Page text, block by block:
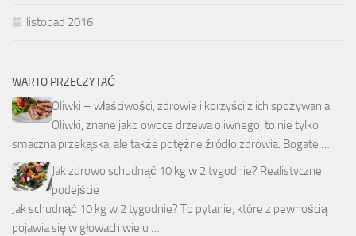
listopad 2016
WARTO PRZECZYTAĆ
Oliwki – właściwości, zdrowie i korzyści z ich spożywania
Oliwki, znane jako owoce drzewa oliwnego, to nie tylko
smaczna przekąska, ale także potężne źródło zdrowia. Bogate …
Jak zdrowo schudnąć 10 kg w 2 tygodnie? Realistyczne
podejście
Jak schudnąć 10 kg w 2 tygodnie? To pytanie, które z pewnością
pojawia się w głowach wielu …